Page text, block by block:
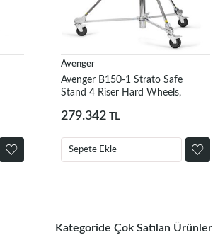
Avenger
Avenger B150-1 Strato Safe
Stand 4 Riser Hard Wheels,
279.342 TL
Sepete Ekle
Kategoride Çok Satılan Ürünler